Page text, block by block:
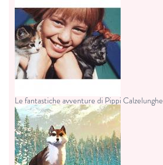
Le fantastiche avventure di Pippi Calzelunghe